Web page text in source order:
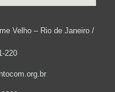
Velho – Rio de Janeiro /
220